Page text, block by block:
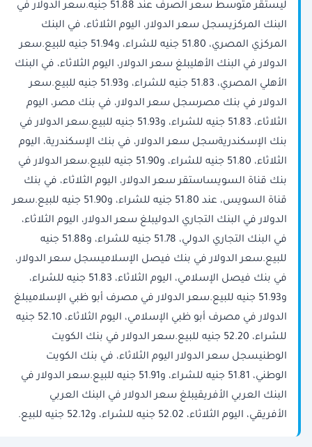
ليستقر متوسط سعر الصرف عند 51.88 جنيه.سعر الدولار في
البنك المركزيسجل سعر الدولار، اليوم الثلاثاء، في البنك
المركزي المصري، 51.80 جنيه للشراء، و51.94 جنيه للبيع.سعر
الدولار في البنك الأهليبلغ سعر الدولار، اليوم الثلاثاء، في البنك
الأهلي المصري، 51.83 جنيه للشراء، و51.93 جنيه للبيع.سعر
الدولار في بنك مصرسجل سعر الدولار، في بنك مصر، اليوم
الثلاثاء، 51.83 جنيه للشراء، و51.93 جنيه للبيع.سعر الدولار في
بنك الإسكندريةسجل سعر الدولار، في بنك الإسكندرية، اليوم
الثلاثاء، 51.80 جنيه للشراء، و51.90 جنيه للبيع.سعر الدولار في
بنك قناة السويساستقر سعر الدولار، اليوم الثلاثاء، في بنك
قناة السويس، عند 51.80 جنيه للشراء، و51.90 جنيه للبيع.سعر
الدولار في البنك التجاري الدوليبلغ سعر الدولار، اليوم الثلاثاء،
في البنك التجاري الدولي، 51.78 جنيه للشراء، و51.88 جنيه
للبيع.سعر الدولار في بنك فيصل الإسلاميسجل سعر الدولار،
في بنك فيصل الإسلامي، اليوم الثلاثاء، 51.83 جنيه للشراء،
و51.93 جنيه للبيع.سعر الدولار في مصرف أبو ظبي الإسلاميبلغ
الدولار في مصرف أبو ظبي الإسلامي، اليوم الثلاثاء، 52.10 جنيه
للشراء، 52.20 جنيه للبيع.سعر الدولار في بنك الكويت
الوطنيسجل سعر الدولار اليوم الثلاثاء، في بنك الكويت
الوطني، 51.81 جنيه للشراء، و51.91 جنيه للبيع.سعر الدولار في
البنك العربي الأفريقيبلغ سعر الدولار في البنك العربي
الأفريقي، اليوم الثلاثاء، 52.02 جنيه للشراء، و52.12 جنيه للبيع.